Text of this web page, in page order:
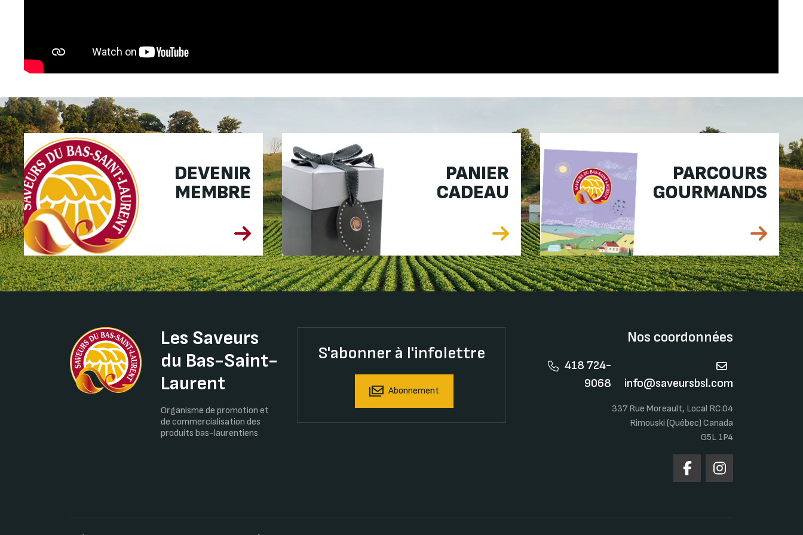
DEVENIR
MEMBRE
PANIER
CADEAU
PARCOURS
GOURMANDS
Les Saveurs
du Bas-Saint-
Laurent
Organisme de promotion et
de commercialisation des
produits bas-laurentiens
S'abonner à l'infolettre
Abonnement
Nos coordonnées
418 724-
9068
info@saveursbsl.com
337 Rue Moreault, Local RC.04
Rimouski (Québec) Canada
G5L 1P4